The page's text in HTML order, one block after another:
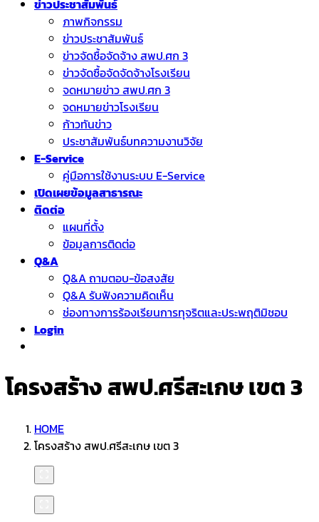
ข่าวประชาสัมพันธ์
ภาพกิจกรรม
ข่าวประชาสัมพันธ์
ข่าวจัดชื้อจัดจ้าง สพป.ศก 3
ข่าวจัดซื้อจัดจัดจ้างโรงเรียน
จดหมายข่าว สพป.ศก 3
จดหมายข่าวโรงเรียน
ก้าวทันข่าว
ประชาสัมพันธ์บทความงานวิจัย
E-Service
คู่มือการใช้งานระบบ E-Service
เปิดเผยข้อมูลสาธารณะ
ติดต่อ
แผนที่ตั้ง
ข้อมูลการติดต่อ
Q&A
Q&A ถามตอบ-ข้อสงสัย
Q&A รับฟังความคิดเห็น
ช่องทางการร้องเรียนการทุจริตและประพฤติมิชอบ
Login
โครงสร้าง สพป.ศรีสะเกษ เขต 3
HOME
โครงสร้าง สพป.ศรีสะเกษ เขต 3